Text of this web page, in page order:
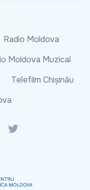
Radio Moldova
Moldova Muzical
Telefilm Chișinău
Twitter